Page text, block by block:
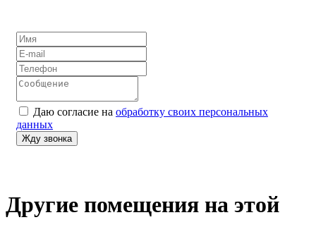
Даю согласие на обработку своих персональных
данных
Другие помещения на этой